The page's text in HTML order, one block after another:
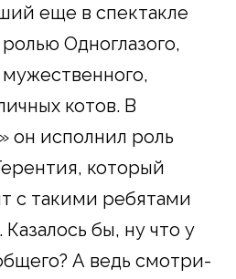
еще в спектакле
Одноглазого,
котов. В
он исполнил роль
который
с такими ребятами
бы, ну что у
А ведь смотри-